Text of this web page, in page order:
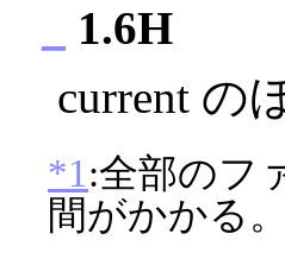
1.6H
current の
*1 :全部のフ
間がかかる。